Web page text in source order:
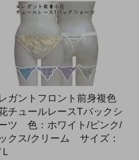
ガントフロント前身複色
チュールレースTバックシ
ツ 色：ホワイト/ピンク/
クス/クリーム サイズ：